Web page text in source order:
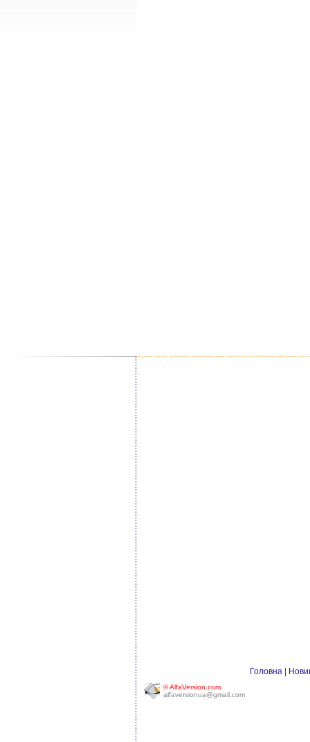
Головна|
© AlfaVersion.com
alfaversionua@gmail.com